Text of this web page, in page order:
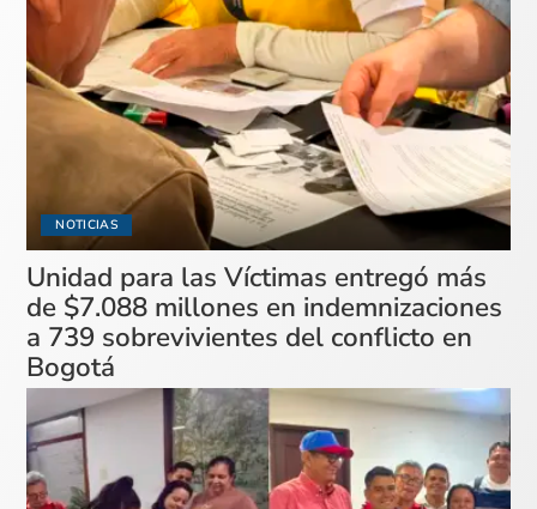
NOTICIAS
Unidad para las Víctimas entregó más
de $7.088 millones en indemnizaciones
a 739 sobrevivientes del conflicto en
Bogotá